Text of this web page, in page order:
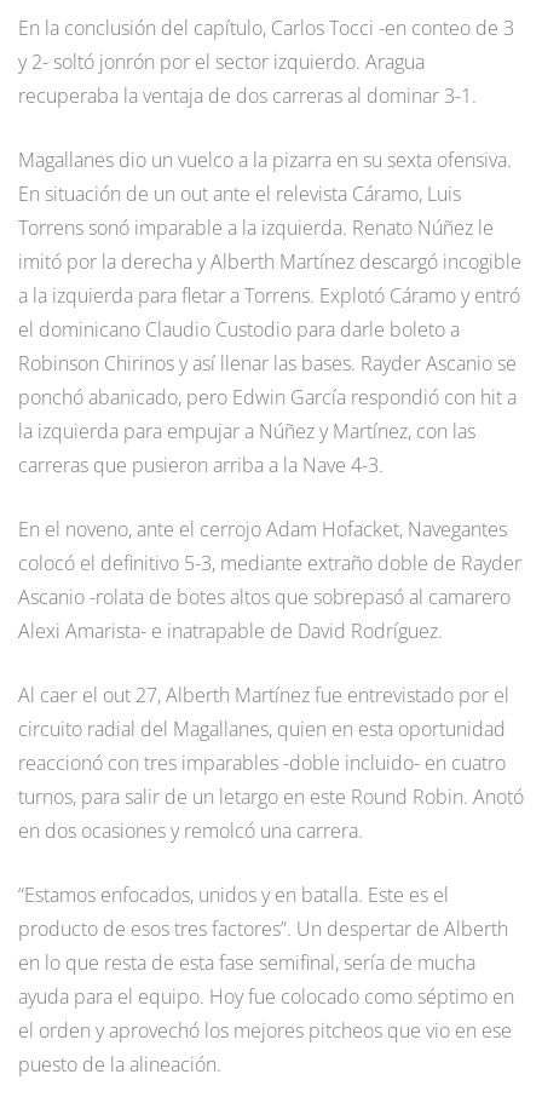
En la conclusión del capítulo, Carlos Tocci -en conteo de 3
y 2- soltó jonrón por el sector izquierdo. Aragua
recuperaba la ventaja de dos carreras al dominar 3-1.
Magallanes dio un vuelco a la pizarra en su sexta ofensiva.
En situación de un out ante el relevista Cáramo, Luis
Torrens sonó imparable a la izquierda. Renato Núñez le
imitó por la derecha y Alberth Martínez descargó incogible
a la izquierda para fletar a Torrens. Explotó Cáramo y entró
el dominicano Claudio Custodio para darle boleto a
Robinson Chirinos y así llenar las bases. Rayder Ascanio se
ponchó abanicado, pero Edwin García respondió con hit a
la izquierda para empujar a Núñez y Martínez, con las
carreras que pusieron arriba a la Nave 4-3.
En el noveno, ante el cerrojo Adam Hofacket, Navegantes
colocó el definitivo 5-3, mediante extraño doble de Rayder
Ascanio -rolata de botes altos que sobrepasó al camarero
Alexi Amarista- e inatrapable de David Rodríguez.
Al caer el out 27, Alberth Martínez fue entrevistado por el
circuito radial del Magallanes, quien en esta oportunidad
reaccionó con tres imparables -doble incluido- en cuatro
turnos, para salir de un letargo en este Round Robin. Anotó
en dos ocasiones y remolcó una carrera.
“Estamos enfocados, unidos y en batalla. Este es el
producto de esos tres factores”. Un despertar de Alberth
en lo que resta de esta fase semifinal, sería de mucha
ayuda para el equipo. Hoy fue colocado como séptimo en
el orden y aprovechó los mejores pitcheos que vio en ese
puesto de la alineación.